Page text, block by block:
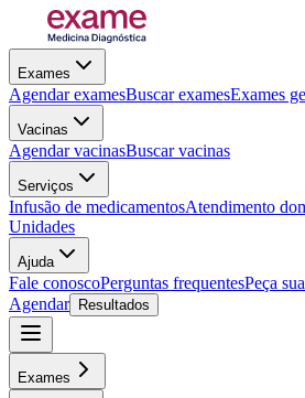
Exames
Agendar examesBuscar examesExames
Vacinas
Agendar vacinasBuscar vacinas
Serviços
Infusão de medicamentosAtendimento
Unidades
Ajuda
Fale conoscoPerguntas frequentesPeça
Agendar
Resultados
Exames